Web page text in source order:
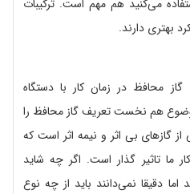
می‌کنید هم مهم است. ترکیبات
بهتری دارند.
محافظ در زمان کار با دستگاه
هم نخست تعریف گاز محافظ را
از گاز‌های بی اثر و نیمه اثر است که
ما تاثیر گذار است. اگر چه شاید
دقیقا نمی‌دانند باید از چه نوع